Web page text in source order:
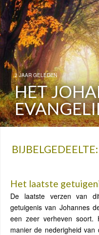
2 JAAR GELEDEN
HET
Het laatste
De laatste verzen van
getuigenis van Johannes
een zeer verheven soort.
manier de nederigheid